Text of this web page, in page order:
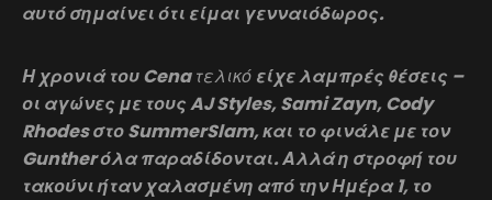
αυτό σημαίνει ότι είμαι γενναιόδωρος.
Η χρονιά του Cenaτελικό είχε λαμπρές θέσεις –
οι αγώνες με τους AJ Styles, Sami Zayn, Cody
Rhodes στο SummerSlam, και το φινάλε με τον
Gunther όλα παραδίδονται. Αλλά η στροφή του
τακούνι ήταν χαλασμένη από την Ημέρα 1, το